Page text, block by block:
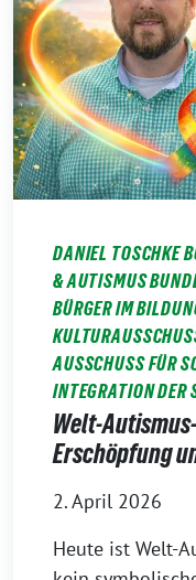
DANIEL TOSCHKE
& AUTISMUS
BÜRGER IM
AUSSCHUSS FÜR
INTEGRATION DER
Welt-
Erschöpfung
2. April 2026
Heute ist Welt-